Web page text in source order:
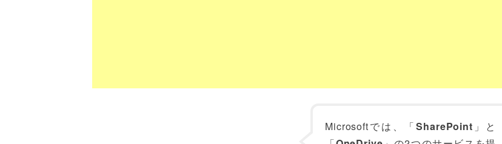
Microsoftでは、「SharePoint 」と